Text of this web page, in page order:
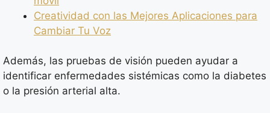
Creatividad con las Mejores Aplicaciones para
Cambiar Tu Voz
Además, las pruebas de visión pueden ayudar a
identificar enfermedades sistémicas como la diabetes
o la presión arterial alta.